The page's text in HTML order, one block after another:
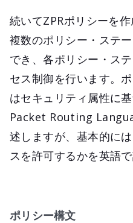
続いてZPRポリシーを
複数のポリシー・ステ
でき、各ポリシー・ス
セス制御を行います。
はセキュリティ属性に
Packet Routing
述しますが、基本的に
スを許可するかを英語
ポリシー構文